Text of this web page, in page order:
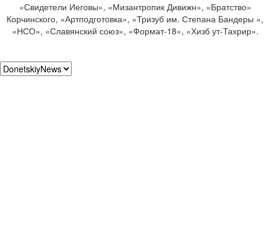
«Свидетели Иеговы», «Мизантропик Дивижн», «Братство»
Корчинского, «Артподготовка», «Тризуб им. Степана Бандеры »,
«НСО», «Славянский союз», «Формат-18», «Хизб ут-Тахрир».